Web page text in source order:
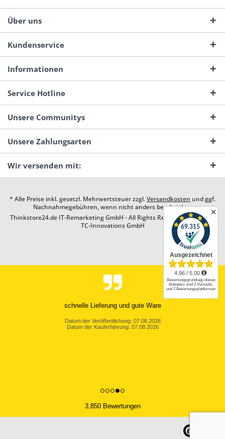
Über uns
Kundenservice
Informationen
Service Hotline
Unsere Communitys
Unsere Zahlungsarten
Wir versenden mit:
* Alle Preise inkl. gesetzl. Mehrwertsteuer zzgl.Versandkosten und ggf.
Nachnahmegebühren, wenn nicht anders beschrieben
Thinkstore24.de IT-Remarketing GmbH - All Rights Reserved. Design by
TC-Innovations GmbH
schnelle Lieferung und gute Ware
Datum der Veröffentlichung: 07.08.2026
Datum der Kauferfahrung: 07.08.2026
3,850 Bewertungen
✕